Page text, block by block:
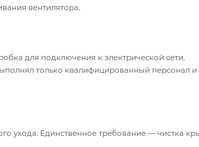
вентилятора.
для подключения к электрической сети.
только квалифицированный персонал и
ухода. Единственное требование — чистка